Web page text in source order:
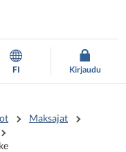
FI Kirjaudu
Maksajat